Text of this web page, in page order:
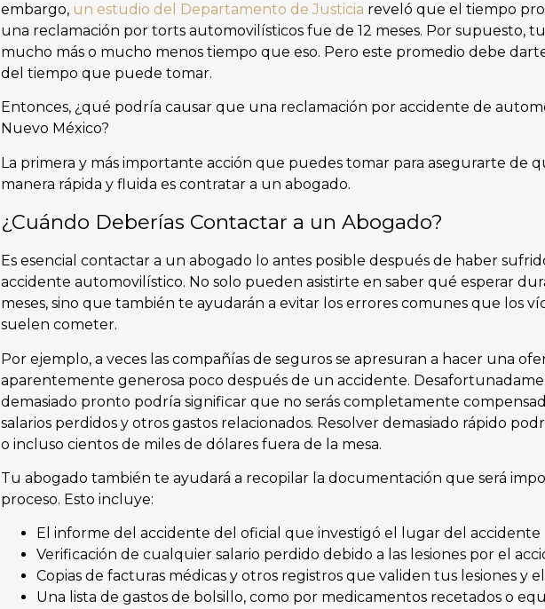
embargo, un estudio del Departamento de Justicia reveló que el tiempo
una reclamación por torts automovilísticos fue de 12 meses. Por supuesto,
mucho más o mucho menos tiempo que eso. Pero este promedio debe
del tiempo que puede tomar.
Entonces, ¿qué podría causar que una reclamación por accidente de
Nuevo México?
La primera y más importante acción que puedes tomar para asegurarte de
manera rápida y fluida es contratar a un abogado.
¿Cuándo Deberías Contactar a un Abogado?
Es esencial contactar a un abogado lo antes posible después de haber
accidente automovilístico. No solo pueden asistirte en saber qué esperar
meses, sino que también te ayudarán a evitar los errores comunes que los
suelen cometer.
Por ejemplo, a veces las compañías de seguros se apresuran a hacer una
aparentemente generosa poco después de un accidente.
demasiado pronto podría significar que no serás completamente
salarios perdidos y otros gastos relacionados. Resolver demasiado rápido
o incluso cientos de miles de dólares fuera de la mesa.
Tu abogado también te ayudará a recopilar la documentación que será
proceso. Esto incluye:
El informe del accidente del oficial que investigó el lugar del accidente
Verificación de cualquier salario perdido debido a las lesiones por el
Copias de facturas médicas y otros registros que validen tus lesiones y
Una lista de gastos de bolsillo, como por medicamentos recetados o